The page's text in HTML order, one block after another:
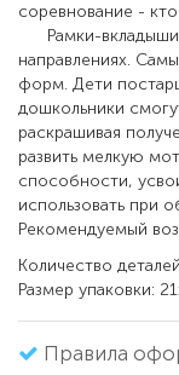
соревнование -
Рамки-вкладыши
направлениях.
форм. Дети
дошкольники
раскрашивая
развить мелкую
способности,
использовать при
Рекомендуемый
Количество
Размер упаковки:
Правила